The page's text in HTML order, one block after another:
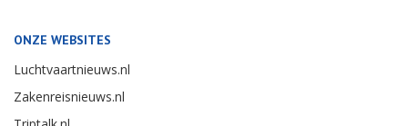
ONZE WEBSITES
Luchtvaartnieuws.nl
Zakenreisnieuws.nl